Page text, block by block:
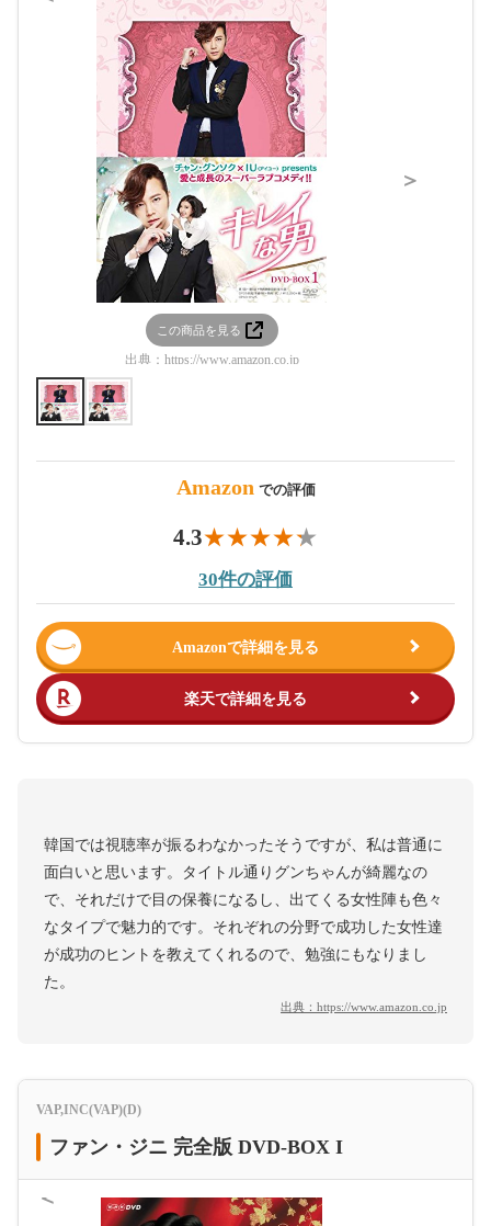
この商品を見る
出典： https://www.amazon.co.jp
＞
Amazon での評価
4.3
30件の評価
Amazonで詳細を見る
楽天で詳細を見る
韓国では視聴率が振るわなかったそうですが、私は普通に
面白いと思います。タイトル通りグンちゃんが綺麗なの
で、それだけで目の保養になるし、出てくる女性陣も色々
なタイプで魅力的です。それぞれの分野で成功した女性達
が成功のヒントを教えてくれるので、勉強にもなりまし
た。
出典： https://www.amazon.co.jp
VAP,INC(VAP)(D)
ファン・ジニ 完全版 DVD-BOX I
＜